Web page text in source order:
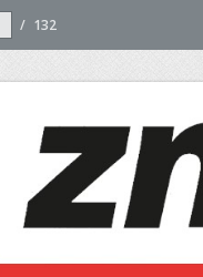
/ 132